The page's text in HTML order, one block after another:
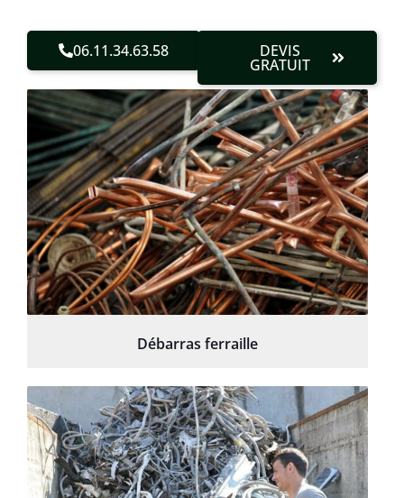
06.11.34.63.58 DEVIS
GRATUIT
Débarras ferraille